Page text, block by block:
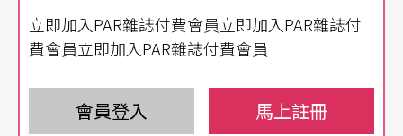
法在短時間到達。
身為國際大都會的紐約，表面上充滿了快速的變
化，然而骨子裡卻流著堅定古典的血液。因為紐約
無論對自己人或是外來人都不妥協，飛躍在地底下
立即加入PAR雜誌付費會員立即加入PAR雜誌付
費會員立即加入PAR雜誌付費會員
會員登入 馬上註冊